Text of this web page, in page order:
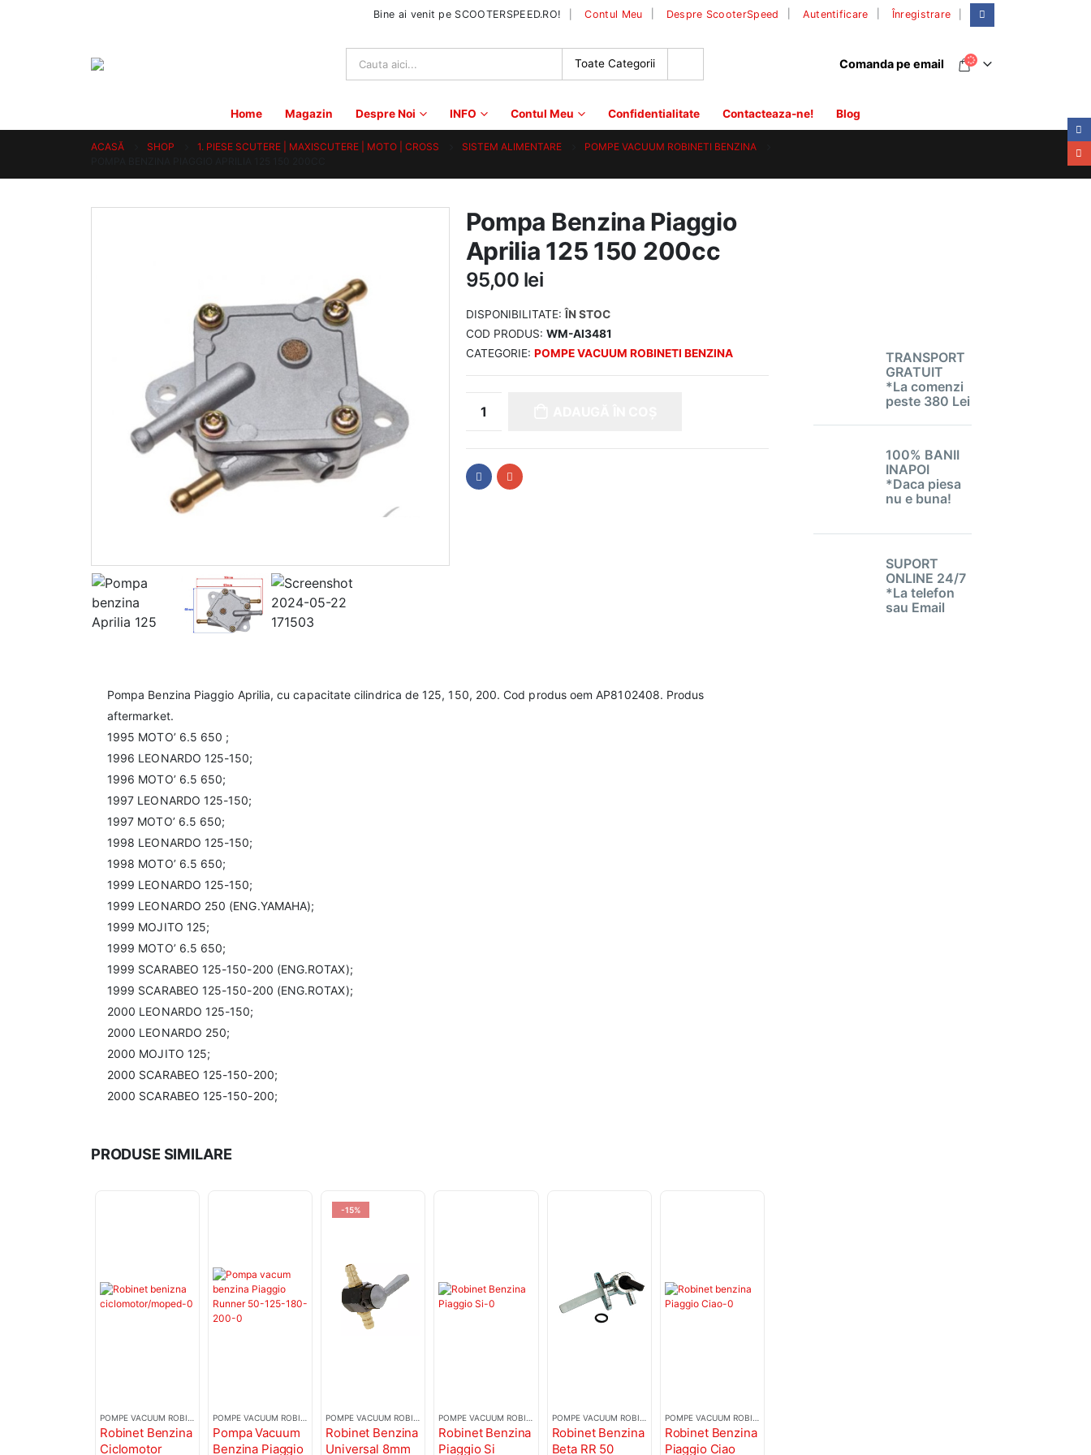
Bine ai venit pe SCOOTERSPEED.RO! Contul Meu Despre ScooterSpeed Autentificare Înregistrare
Comanda pe email
Home Magazin Despre Noi INFO Contul Meu Confidentialitate Contacteaza-ne! Blog
ACASĂ SHOP 1. PIESE SCUTERE | MAXISCUTERE | MOTO | CROSS SISTEM ALIMENTARE
POMPE VACUUM ROBINETI BENZINA
Pompa Benzina Piaggio
Aprilia 125 150 200cc
95,00 lei
DISPONIBILITATE: ÎN STOC
COD PRODUS: WM-AI3481
CATEGORIE: POMPE VACUUM ROBINETI BENZINA
Pompa Benzina Piaggio Aprilia, cu capacitate cilindrica de 125, 150, 200. Cod produs oem AP8102408. Produs
aftermarket.
1995 MOTO’ 6.5 650 ;
1996 LEONARDO 125-150;
1996 MOTO’ 6.5 650;
1997 LEONARDO 125-150;
1997 MOTO’ 6.5 650;
1998 LEONARDO 125-150;
1998 MOTO’ 6.5 650;
1999 LEONARDO 125-150;
1999 LEONARDO 250 (ENG.YAMAHA);
1999 MOJITO 125;
1999 MOTO’ 6.5 650;
1999 SCARABEO 125-150-200 (ENG.ROTAX);
1999 SCARABEO 125-150-200 (ENG.ROTAX);
2000 LEONARDO 125-150;
2000 LEONARDO 250;
2000 MOJITO 125;
2000 SCARABEO 125-150-200;
2000 SCARABEO 125-150-200;
PRODUSE SIMILARE
Robinet Benzina
Ciclomotor
Pompa Vacuum
Benzina Piaggio
-15%
Robinet Benzina
Universal 8mm
Robinet Benzina
Piaggio Si
Robinet Benzina
Beta RR 50
Robinet Benzina
Piaggio Ciao
TRANSPORT
GRATUIT
*La comenzi
peste 380 Lei
100% BANII
INAPOI
*Daca piesa
nu e buna!
SUPORT
ONLINE 24/7
*La telefon
sau Email